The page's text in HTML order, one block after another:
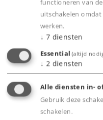
Product
Productinfo
functioneren van
uitschakelen
werken.
↓ 7 diensten
Essential (altijd
↓ 2 diensten
Alle diensten in-
Gebruik deze
schakelen.